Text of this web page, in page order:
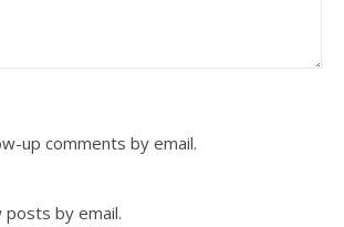
up comments by email.
by email.